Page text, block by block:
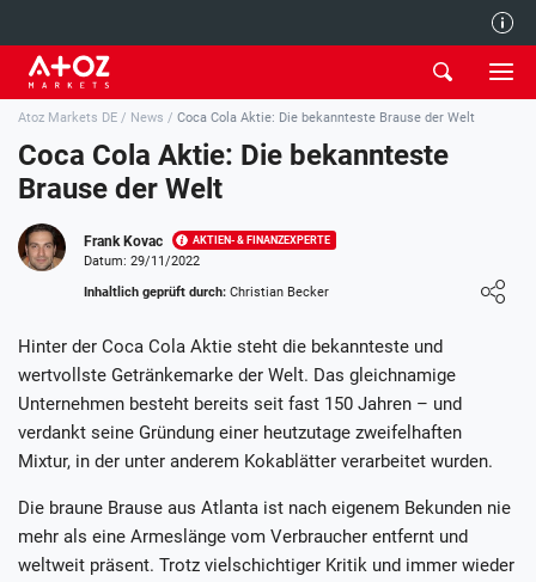
Redaktion
Atoz Markets DE / News / Coca Cola Aktie: Die bekannteste Brause der Welt
Coca Cola Aktie: Die bekannteste
Brause der Welt
Frank Kovac AKTIEN- & FINANZEXPERTE
Loading ...
Datum: 29/11/2022
Inhaltlich geprüft durch: Christian Becker
Hinter der Coca Cola Aktie steht die bekannteste und
wertvollste Getränkemarke der Welt. Das gleichnamige
Unternehmen besteht bereits seit fast 150 Jahren – und
verdankt seine Gründung einer heutzutage zweifelhaften
Mixtur, in der unter anderem Kokablätter verarbeitet wurden.
Die braune Brause aus Atlanta ist nach eigenem Bekunden nie
mehr als eine Armeslänge vom Verbraucher entfernt und
weltweit präsent. Trotz vielschichtiger Kritik und immer wieder